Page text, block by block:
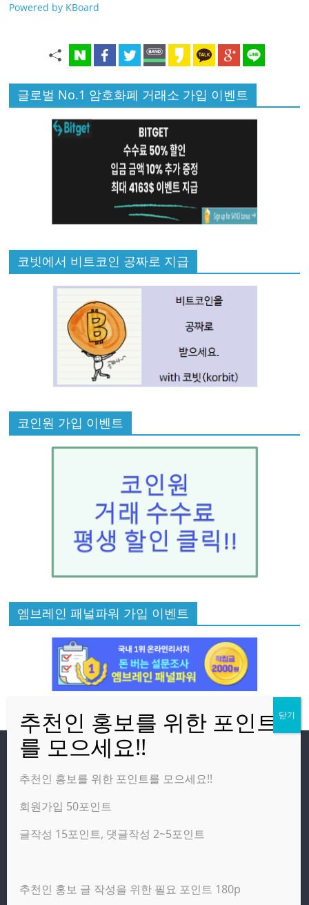
Powered by KBoard
글로벌 No.1 암호화폐 거래소 가입 이벤트
코빗에서 비트코인 공짜로 지급
코인원 가입 이벤트
엠브레인 패널파워 가입 이벤트
방문자
온라인 방문자:19
오늘의 조회수:4,475
광고 제휴 홍보 일반 문의 : apptechgo@naver.com
추천인 홍보를 위한 포인트를 모으세요!!
회원가입 50포인트
글작성 15포인트, 댓글작성 2~5포인트
추천인 홍보 글 작성을 위한 필요 포인트 180p